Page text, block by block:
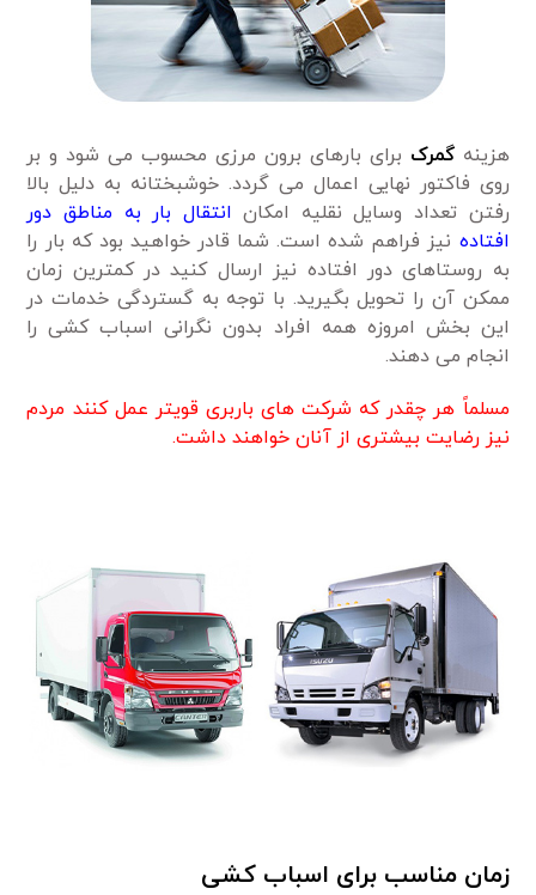
هزینه گمرک برای بارهای برون مرزی محسوب می شود و بر
روی فاکتور نهایی اعمال می گردد. خوشبختانه به دلیل بالا
رفتن تعداد وسایل نقلیه امکان انتقال بار به مناطق دور
افتاده نیز فراهم شده است. شما قادر خواهید بود که بار را
به روستاهای دور افتاده نیز ارسال کنید در کمترین زمان
ممکن آن را تحویل بگیرید. با توجه به گستردگی خدمات در
این بخش امروزه همه افراد بدون نگرانی اسباب کشی را
انجام می دهند.
مسلماً هر چقدر که شرکت های باربری قویتر عمل کنند مردم
نیز رضایت بیشتری از آنان خواهند داشت.
زمان مناسب برای اسباب کشی